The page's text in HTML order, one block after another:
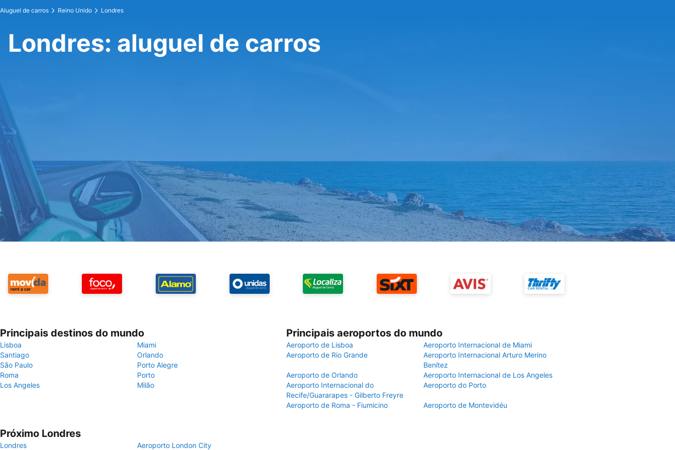
Aluguel de carros Reino Unido Londres
Londres: aluguel de carros
Principais destinos do mundo
Lisboa
Miami
Santiago
Orlando
São Paulo
Porto Alegre
Roma
Porto
Los Angeles
Milão
Principais aeroportos do mundo
Aeroporto de Lisboa
Aeroporto Internacional de Miami
Aeroporto de Rio Grande
Aeroporto Internacional Arturo Merino
Benítez
Aeroporto de Orlando
Aeroporto Internacional de Los Angeles
Aeroporto Internacional do
Recife/Guararapes - Gilberto Freyre
Aeroporto do Porto
Aeroporto de Roma - Fiumicino Aeroporto de Montevidéu
Próximo Londres
Londres Aeroporto London City